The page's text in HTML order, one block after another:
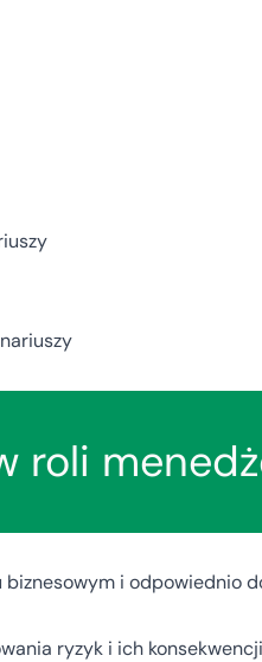
roli
i odpowiednio
ryzyk i ich